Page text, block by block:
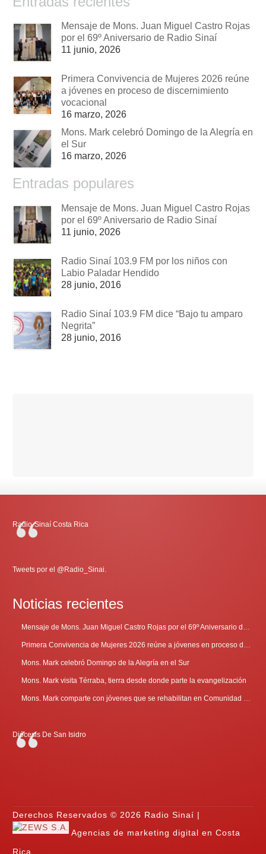
Mensaje de Mons. Juan Miguel Castro Rojas
por el 69º Aniversario de Radio Sinaí
11 junio, 2026
Primera Convivencia de Mujeres 2026 reúne
a jóvenes en proceso de discernimiento
vocacional
16 marzo, 2026
Mons. Mark celebró Domingo de la Alegría en
el Sur
16 marzo, 2026
Entradas populares
Mensaje de Mons. Juan Miguel Castro Rojas
por el 69º Aniversario de Radio Sinaí
11 junio, 2026
Radio Sinaí 103.9 FM por los niños con
Labio Paladar Hendido
28 junio, 2016
Radio Sinaí 103.9 FM dice “Bajo tu amparo
Negrita”
28 junio, 2016
Radio-Sinaí Costa Rica
Tweets por el @Radio_Sinai.
Noticias recientes
Mons. Mark celebró Domingo de la Alegría en el Sur
Mons. Mark visita Térraba, tierra desde donde parte la evangelización
Diócesis De San Isidro
Derechos Reservados © 2026 Radio Sinaí |
Agencias de marketing digital en Costa
Rica